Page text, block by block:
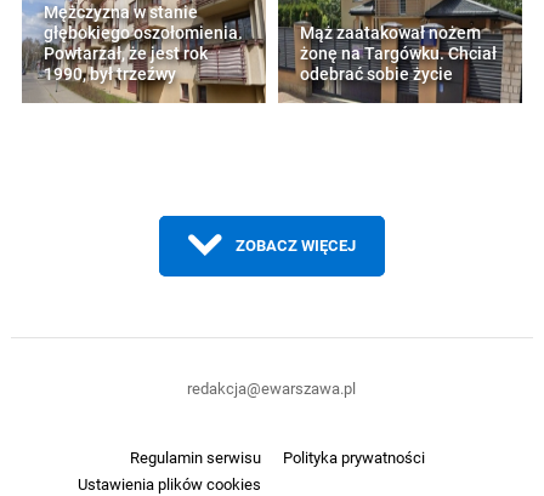
Mężczyzna w stanie
głębokiego oszołomienia.
Powtarzał, że jest rok
1990, był trzeźwy
Mąż zaatakował nożem
żonę na Targówku. Chciał
odebrać sobie życie
ZOBACZ WIĘCEJ
Regulamin serwisu
Polityka prywatności
Ustawienia plików cookies
redakcja@ewarszawa.pl